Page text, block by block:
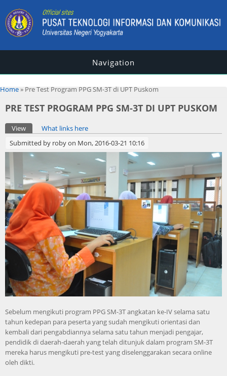
Navigation
You are here
Home» Pre Test Program PPG SM-3T di UPT Puskom
PRE TEST PROGRAM PPG SM-3T DI UPT PUSKOM
Primary tabs
View (active tab)
What links here
Submitted by robyon Mon, 2016-03-21 10:16
Sebelum mengikuti program PPG SM-3T angkatan ke-IV selama satu
tahun kedepan para peserta yang sudah mengikuti orientasi dan
kembali dari pengabdiannya selama satu tahun menjadi pengajar,
pendidik di daerah-daerah yang telah ditunjuk dalam program SM-3T
mereka harus mengikuti pre-test yang diselenggarakan secara online
oleh dikti.